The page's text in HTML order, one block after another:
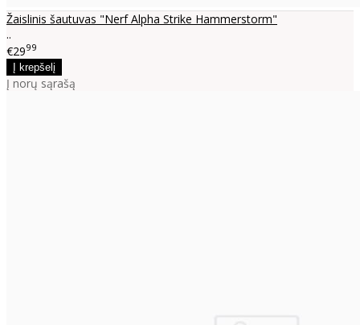
Žaislinis šautuvas "Nerf Alpha Strike Hammerstorm"
..
€2999
Į norų sąrašą